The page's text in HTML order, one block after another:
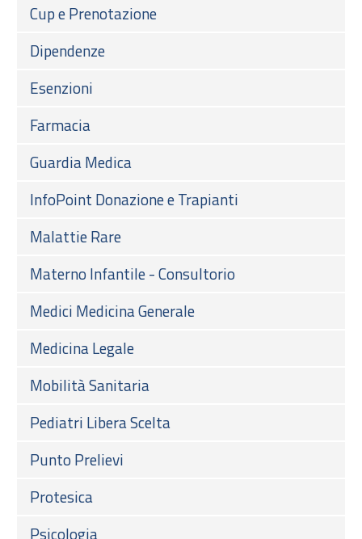
Cup e Prenotazione
Dipendenze
Esenzioni
Farmacia
Guardia Medica
InfoPoint Donazione e Trapianti
Malattie Rare
Materno Infantile - Consultorio
Medici Medicina Generale
Medicina Legale
Mobilità Sanitaria
Pediatri Libera Scelta
Punto Prelievi
Protesica
Psicologia